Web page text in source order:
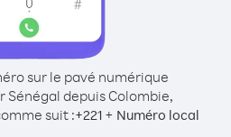
sur le pavé numérique
Sénégal depuis Colombie,
suit :+221 + Numéro local